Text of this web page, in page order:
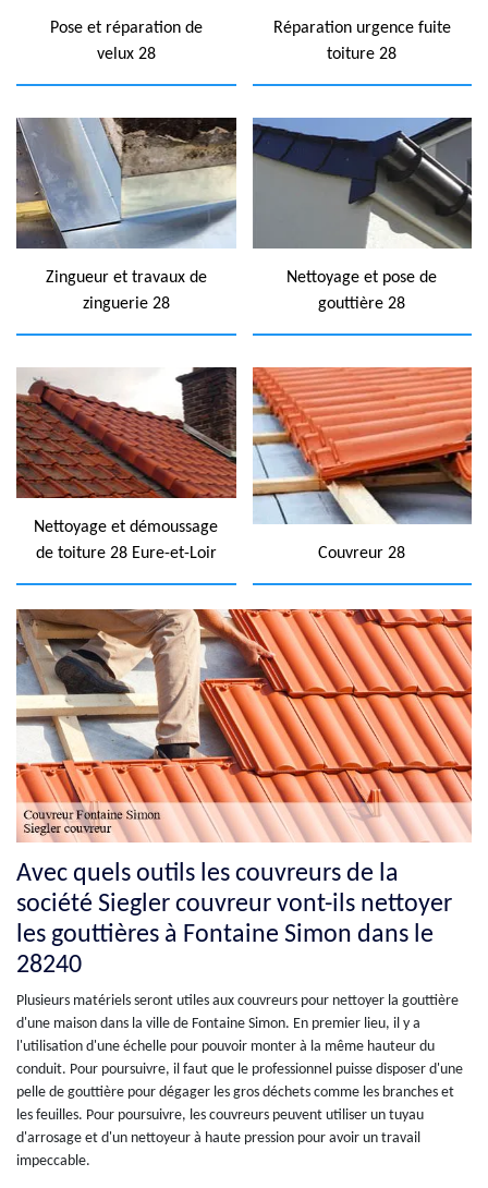
Pose et réparation de
velux 28
Réparation urgence fuite
toiture 28
Zingueur et travaux de
zinguerie 28
Nettoyage et pose de
gouttière 28
Nettoyage et démoussage
de toiture 28 Eure-et-Loir
Couvreur 28
Avec quels outils les couvreurs de la
société Siegler couvreur vont-ils nettoyer
les gouttières à Fontaine Simon dans le
28240
Plusieurs matériels seront utiles aux couvreurs pour nettoyer la gouttière
d'une maison dans la ville de Fontaine Simon. En premier lieu, il y a
l'utilisation d'une échelle pour pouvoir monter à la même hauteur du
conduit. Pour poursuivre, il faut que le professionnel puisse disposer d'une
pelle de gouttière pour dégager les gros déchets comme les branches et
les feuilles. Pour poursuivre, les couvreurs peuvent utiliser un tuyau
d'arrosage et d'un nettoyeur à haute pression pour avoir un travail
impeccable.